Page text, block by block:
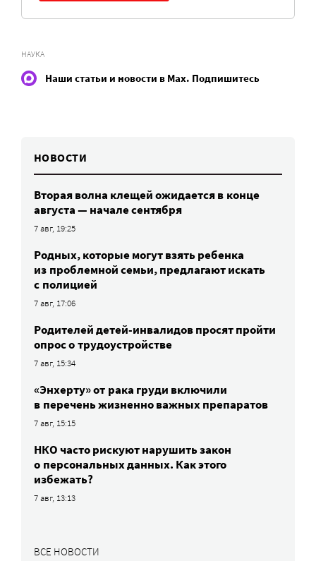
НАУКА
Наши статьи и новости в Max. Подпишитесь
НОВОСТИ
Вторая волна клещей ожидается в конце
августа — начале сентября
7 авг, 19:25
Родных, которые могут взять ребенка
из проблемной семьи, предлагают искать
с полицией
7 авг, 17:06
Родителей детей-инвалидов просят пройти
опрос о трудоустройстве
7 авг, 15:34
«Энхерту» от рака груди включили
в перечень жизненно важных препаратов
7 авг, 15:15
НКО часто рискуют нарушить закон
о персональных данных. Как этого
избежать?
7 авг, 13:13
ВСЕ НОВОСТИ